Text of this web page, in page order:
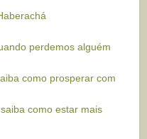
perdemos alguém
como prosperar com
como estar mais